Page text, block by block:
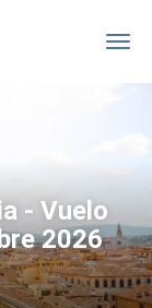
- Vuelo
2026